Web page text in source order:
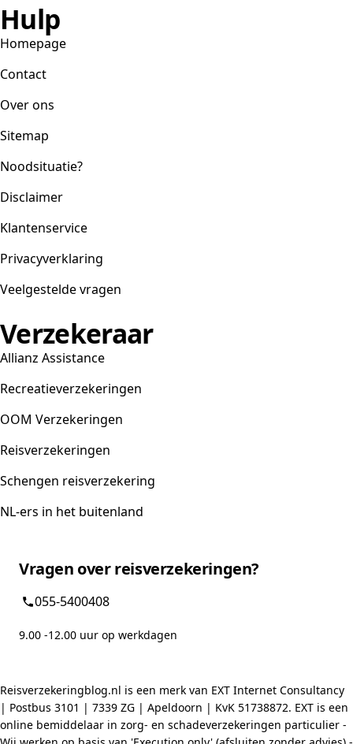
Hulp
Homepage
Contact
Over ons
Sitemap
Noodsituatie?
Disclaimer
Klantenservice
Privacyverklaring
Veelgestelde vragen
Verzekeraar
Allianz Assistance
Recreatieverzekeringen
OOM Verzekeringen
Reisverzekeringen
Schengen reisverzekering
NL-ers in het buitenland
Vragen over reisverzekeringen?
055-5400408
9.00 -12.00 uur op werkdagen
Reisverzekeringblog.nl is een merk van EXT Internet Consultancy
| Postbus 3101 | 7339 ZG | Apeldoorn | KvK 51738872. EXT is een
online bemiddelaar in zorg- en schadeverzekeringen particulier -